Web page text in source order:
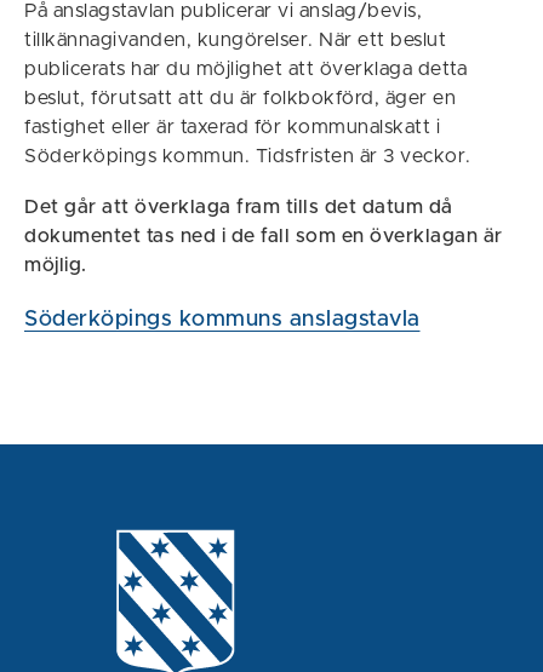
På anslagstavlan publicerar vi anslag/bevis,
tillkännagivanden, kungörelser. När ett beslut
publicerats har du möjlighet att överklaga detta
beslut, förutsatt att du är folkbokförd, äger en
fastighet eller är taxerad för kommunalskatt i
Söderköpings kommun. Tidsfristen är 3 veckor.
Det går att överklaga fram tills det datum då
dokumentet tas ned i de fall som en överklagan är
möjlig.
Söderköpings kommuns anslagstavla